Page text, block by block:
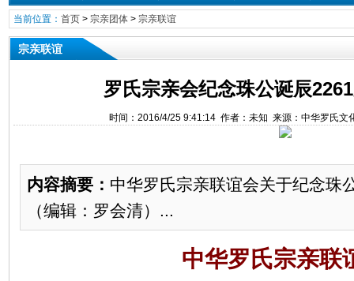
当前位置： 首页> 宗亲团体> 宗亲联谊
宗亲联谊
罗氏宗亲会纪念珠公诞辰
时间：2016/4/25 9:41:14 作者：未知 来源：中华罗氏文
内容摘要： 中华罗氏宗亲联谊会关于纪念珠
（编辑：罗会清）...
中华罗氏宗亲联